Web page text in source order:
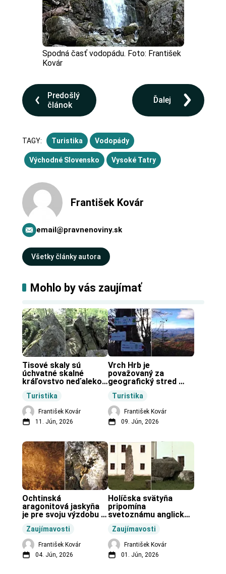
Spodná časť vodopádu. Foto: František
Kovár
Predošlý
článok
Ďalej
TAGY: Turistika Vodopády
Východné Slovensko Vysoké Tatry
František Kovár
email@pravnenoviny.sk
Všetky články autora
Mohlo by vás zaujímať
Turistika
Tisové skaly sú
úchvatné skalné
kráľovstvo neďaleko
František Kovár
11. Jún, 2026
Turistika
Vrch Hrb je
považovaný za
geografický stred
František Kovár
09. Jún, 2026
Zaujímavosti
Ochtinská
aragonitová jaskyňa
je pre svoju výzdobu
vo svete.
František Kovár
04. Jún, 2026
Zaujímavosti
Holíčska svätyňa
pripomína
svetoznámu anglickú
František Kovár
01. Jún, 2026